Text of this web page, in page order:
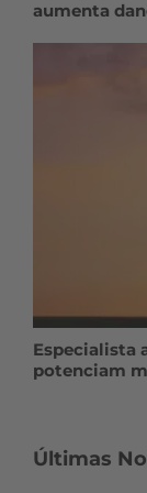
aumenta
Especialista
potenciam
Últimas